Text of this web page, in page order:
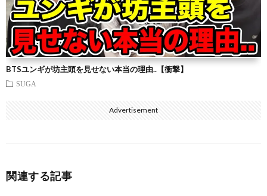
BTSユンギが坊主頭を見せない本当の理由..【衝撃】
SUGA
Advertisement
関連する記事